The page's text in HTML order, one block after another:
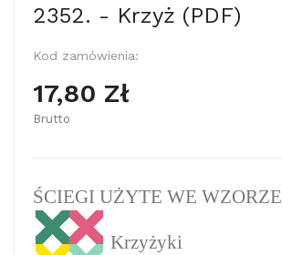
2352. - Krzyż (PDF)
Kod zamówienia:
17,80 Zł
Brutto
ŚCIEGI UŻYTE WE WZORZE
Krzyżyki